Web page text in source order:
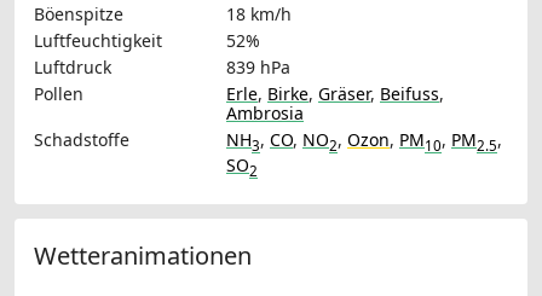
Böenspitze
18 km/h
Luftfeuchtigkeit
52%
Luftdruck
839 hPa
Pollen
Erle, Birke, Gräser, Beifuss,
Ambrosia
Schadstoffe
NH3, CO, NO2, Ozon, PM10, PM2.5,
SO2
Wetteranimationen